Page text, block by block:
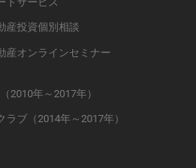
産投資個別相談
産オンラインセミナー
2010年～2017年）
ブ（2014年～2017年）